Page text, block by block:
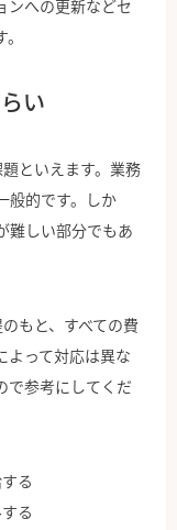
ンへの更新などセ
い
といえます。業務
般的です。しか
難しい部分でもあ
もと、すべての費
よって対応は異な
で参考にしてくだ
る
る